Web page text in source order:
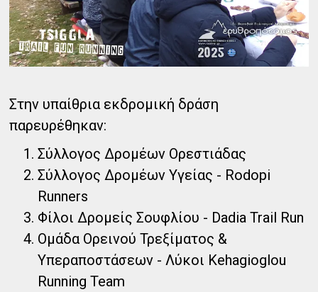
Στην υπαίθρια εκδρομική δράση
παρευρέθηκαν:
Σύλλογος Δρομέων Ορεστιάδας
Σύλλογος Δρομέων Υγείας - Rodopi
Runners
Φίλοι Δρομείς Σουφλίου - Dadia Trail Run
Ομάδα Ορεινού Τρεξίματος &
Υπεραποστάσεων - Λύκοι Kehagioglou
Running Team